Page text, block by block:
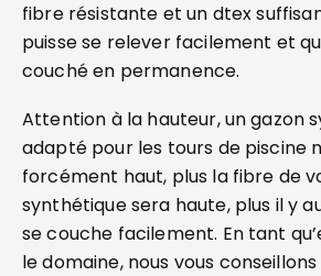
fibre résistante et un dtex
puisse se relever facilement et
couché en permanence.
Attention à la hauteur, un gazon
adapté pour les tours de piscine
forcément haut, plus la fibre de
synthétique sera haute, plus il y
se couche facilement. En tant
le domaine, nous vous